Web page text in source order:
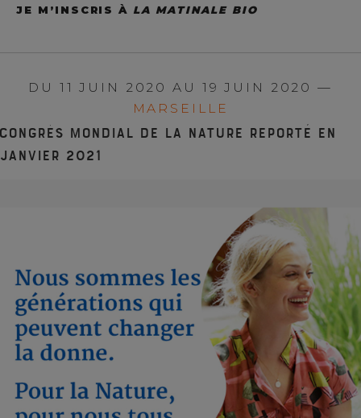
JE M’INSCRIS À LA MATINALE BIO
DU 11 JUIN 2020 AU 19 JUIN 2020 —
MARSEILLE
mondial de la nature reporté en
janvier 2021